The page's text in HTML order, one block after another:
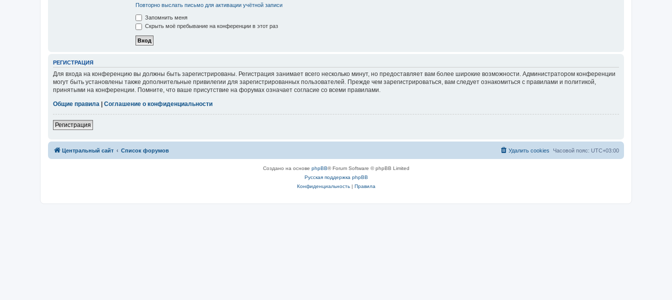
Повторно выслать письмо для активации учётной записи
Запомнить меня
Скрыть моё пребывание на конференции в этот раз
РЕГИСТРАЦИЯ
Для входа на конференцию вы должны быть зарегистрированы. Регистрация занимает всего несколько минут, но предоставляет вам более широкие возможности. Администратором конференции
могут быть установлены также дополнительные привилегии для зарегистрированных пользователей. Прежде чем зарегистрироваться, вам следует ознакомиться с правилами и политикой,
принятыми на конференции. Помните, что ваше присутствие на форумах означает согласие со всеми правилами.
Общие правила
Соглашение о конфиденциальности
Регистрация
Центральный сайт Список форумов Часовой пояс: UTC+03:00
Удалить cookies
Создано на основе phpBB® Forum Software © phpBB Limited
Русская поддержка phpBB
Конфиденциальность| Правила